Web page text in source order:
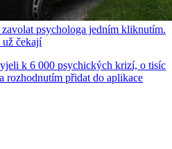
psychologa jedním kliknutím.
čekají
k 6 000 psychických krizí, o tisíc
rozhodnutím přidat do aplikace